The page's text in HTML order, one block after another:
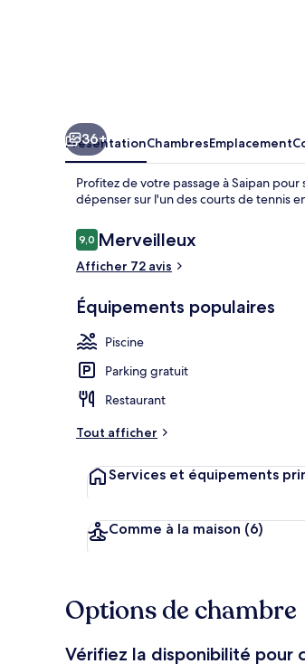
36+
PrésentationChambresEmplacement
Profitez de votre passage à Saipan
dépenser sur l'un des courts de tennis
Avis
voyageurs
9,09,0 sur 10
Merveilleux
Afficher 72 avis
Équipements populaires
Piscine
Parking gratuit
Restaurant
Tout afficher
Services et équipements
Comme à la maison (6)
Options de chambre
Vérifiez la disponibilité pour